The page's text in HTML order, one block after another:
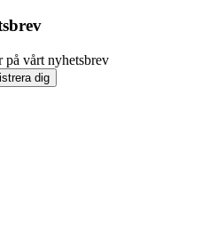
på vårt nyhetsbrev
dig